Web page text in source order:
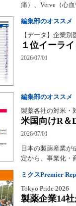
痛）、Verve（心
編集部のオススメ
【データ】企業別
１位イーラ
2026/07/01
編集部のオススメ
製薬各社の対米・
米国向けR＆
2026/07/01
日本の製薬産業が
定から、事業化・
ミクスPremier
Tokyo Pride 2026
製薬企業14